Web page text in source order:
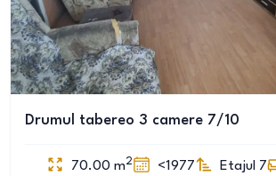
Drumul tabereo 3 camere 7/10
70.00 m2 <1977 Etajul 7